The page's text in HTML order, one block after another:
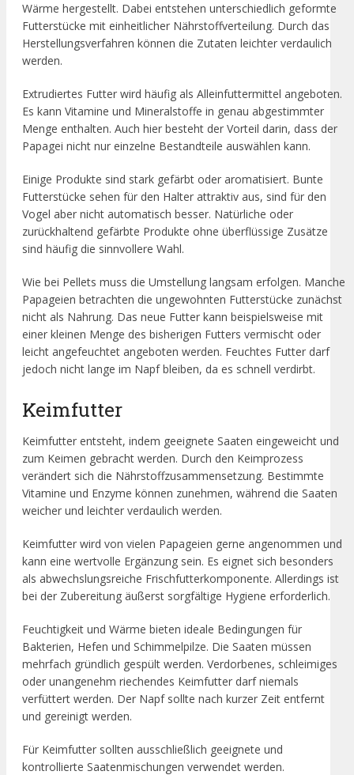
Wärme hergestellt. Dabei entstehen unterschiedlich geformte
Futterstücke mit einheitlicher Nährstoffverteilung. Durch das
Herstellungsverfahren können die Zutaten leichter verdaulich
werden.
Extrudiertes Futter wird häufig als Alleinfuttermittel angeboten.
Es kann Vitamine und Mineralstoffe in genau abgestimmter
Menge enthalten. Auch hier besteht der Vorteil darin, dass der
Papagei nicht nur einzelne Bestandteile auswählen kann.
Einige Produkte sind stark gefärbt oder aromatisiert. Bunte
Futterstücke sehen für den Halter attraktiv aus, sind für den
Vogel aber nicht automatisch besser. Natürliche oder
zurückhaltend gefärbte Produkte ohne überflüssige Zusätze
sind häufig die sinnvollere Wahl.
Wie bei Pellets muss die Umstellung langsam erfolgen. Manche
Papageien betrachten die ungewohnten Futterstücke zunächst
nicht als Nahrung. Das neue Futter kann beispielsweise mit
einer kleinen Menge des bisherigen Futters vermischt oder
leicht angefeuchtet angeboten werden. Feuchtes Futter darf
jedoch nicht lange im Napf bleiben, da es schnell verdirbt.
Keimfutter
Keimfutter entsteht, indem geeignete Saaten eingeweicht und
zum Keimen gebracht werden. Durch den Keimprozess
verändert sich die Nährstoffzusammensetzung. Bestimmte
Vitamine und Enzyme können zunehmen, während die Saaten
weicher und leichter verdaulich werden.
Keimfutter wird von vielen Papageien gerne angenommen und
kann eine wertvolle Ergänzung sein. Es eignet sich besonders
als abwechslungsreiche Frischfutterkomponente. Allerdings ist
bei der Zubereitung äußerst sorgfältige Hygiene erforderlich.
Feuchtigkeit und Wärme bieten ideale Bedingungen für
Bakterien, Hefen und Schimmelpilze. Die Saaten müssen
mehrfach gründlich gespült werden. Verdorbenes, schleimiges
oder unangenehm riechendes Keimfutter darf niemals
verfüttert werden. Der Napf sollte nach kurzer Zeit entfernt
und gereinigt werden.
Für Keimfutter sollten ausschließlich geeignete und
kontrollierte Saatenmischungen verwendet werden.